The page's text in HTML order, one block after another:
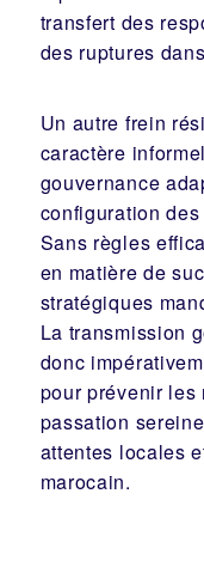
transfert des
des ruptures
Un autre frein
caractère
gouvernance
configuration
Sans règles
en matière de
stratégiques
La transmission
donc
pour prévenir
passation
attentes locales
marocain.